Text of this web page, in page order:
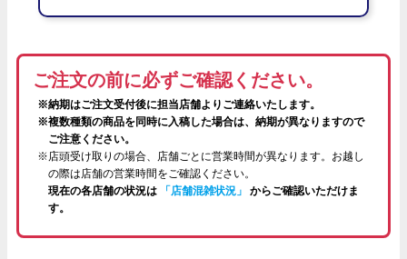
ご注文の前に必ずご確認ください。
※納期はご注文受付後に担当店舗よりご連絡いたします。
※複数種類の商品を同時に入稿した場合は、納期が異なりますので
ご注意ください。
※店頭受け取りの場合、店舗ごとに営業時間が異なります。お越し
の際は店舗の営業時間をご確認ください。
現在の各店舗の状況は 「店舗混雑状況」 からご確認いただけま
す。